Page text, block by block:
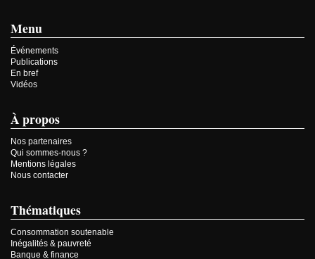
Menu
Événements
Publications
En bref
Vidéos
À propos
Nos partenaires
Qui sommes-nous ?
Mentions légales
Nous contacter
Thématiques
Consommation soutenable
Inégalités & pauvreté
Banque & finance